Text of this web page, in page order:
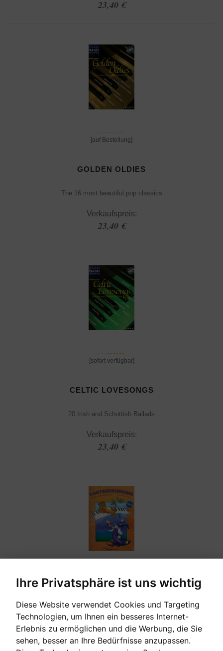
Ihre Privatsphäre ist uns wichtig
Diese Website verwendet Cookies und Targeting
Technologien, um Ihnen ein besseres Internet-
Erlebnis zu ermöglichen und die Werbung, die Sie
sehen, besser an Ihre Bedürfnisse anzupassen.
23,40 €
[auf Bestellung]
GOLDEN OLDIES
The 16 most beautiful pop classics
Verkaufspreis:
23,40 €
[sofort verfügbar]
CELTIC LOVESONGS
20 Irish and Schottish Ballads
Verkaufspreis:
23,40 €
[auf Bestellung]
TASTENZAUBEREI, BAND 2 - KLAVIERSCHULE